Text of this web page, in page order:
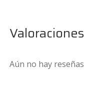
Valoraciones
Aún no hay reseñas